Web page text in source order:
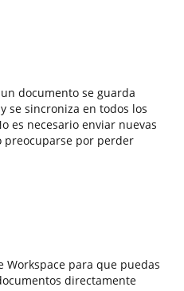
documento se guarda
se sincroniza en todos los
es necesario enviar nuevas
preocuparse por perder
Workspace para que puedas
directamente